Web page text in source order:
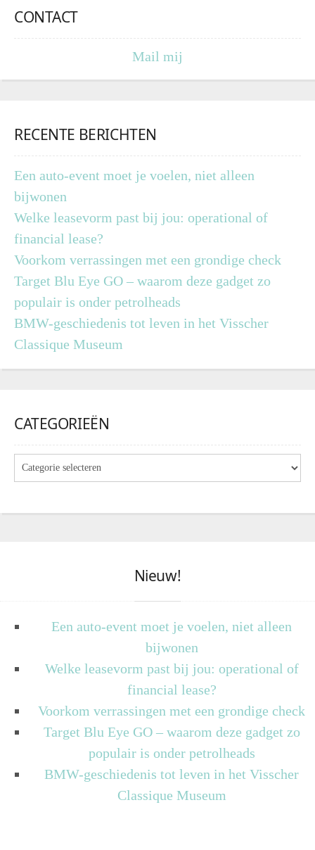
CONTACT
Mail mij
RECENTE BERICHTEN
Een auto-event moet je voelen, niet alleen
bijwonen
Welke leasevorm past bij jou: operational of
financial lease?
Voorkom verrassingen met een grondige check
Target Blu Eye GO – waarom deze gadget zo
populair is onder petrolheads
BMW-geschiedenis tot leven in het Visscher
Classique Museum
CATEGORIEËN
Nieuw!
Een auto-event moet je voelen, niet alleen
bijwonen
Welke leasevorm past bij jou: operational of
financial lease?
Voorkom verrassingen met een grondige check
Target Blu Eye GO – waarom deze gadget zo
populair is onder petrolheads
BMW-geschiedenis tot leven in het Visscher
Classique Museum